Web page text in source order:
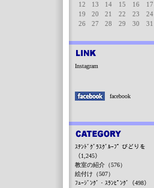
12
13 14 15 16 17
19
20 21 22 23 24
26
27 28 29 30 31
Instagram
facebook
ｽﾃﾝﾄﾞｸﾞﾗｽｸﾞﾙｰﾌﾟ びどりを
（1,245）
教室の紹介（576）
絵付け（507）
ﾌｭｰｼﾞﾝｸﾞ・ｽﾗﾝﾋﾟﾝｸﾞ（498）